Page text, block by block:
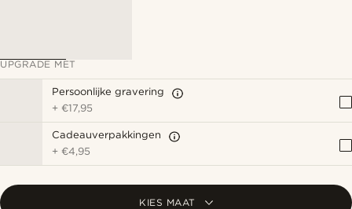
UPGRADE MET
Persoonlijke gravering
+€17,95
Cadeauverpakkingen
+€4,95
KIES MAAT